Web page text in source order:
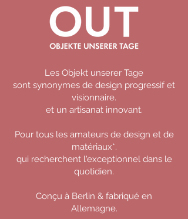
Les Objekt unserer Tage
sont synonymes de design progressif et
visionnaire.
et un artisanat innovant.
Pour tous les amateurs de design et de
matériaux*.
qui recherchent l'exceptionnel dans le
quotidien.
Conçu à Berlin & fabriqué en
Allemagne.